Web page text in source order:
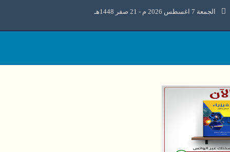
الجمعة 7 اغسطس 2026 م - 21 صفر 1448هـ